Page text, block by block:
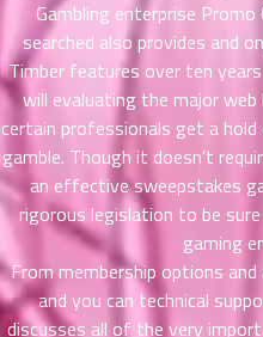
Gambling enterprise
searched also provides and
Timber features over ten
will evaluating the major
certain professionals get a
gamble. Though it doesn’t
an effective sweepstakes
rigorous legislation to be
gaming
From membership options
and you can technical
discusses all of the very
23
ตอน
ที่
ม
24
ตอน
ที่
ตอน
ที่